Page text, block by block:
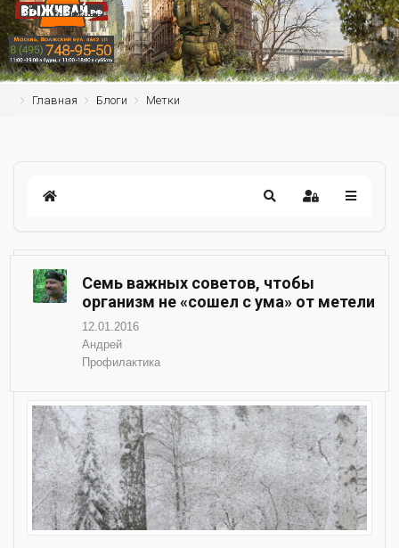
Главная Блоги Метки
Семь важных советов, чтобы
организм не «сошел с ума» от метели
12.01.2016
Андрей
Профилактика